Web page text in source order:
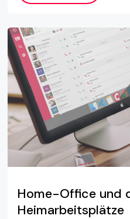
Home-Office und
Heimarbeitsplätze